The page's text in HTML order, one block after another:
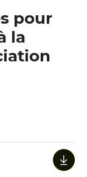
pour
la